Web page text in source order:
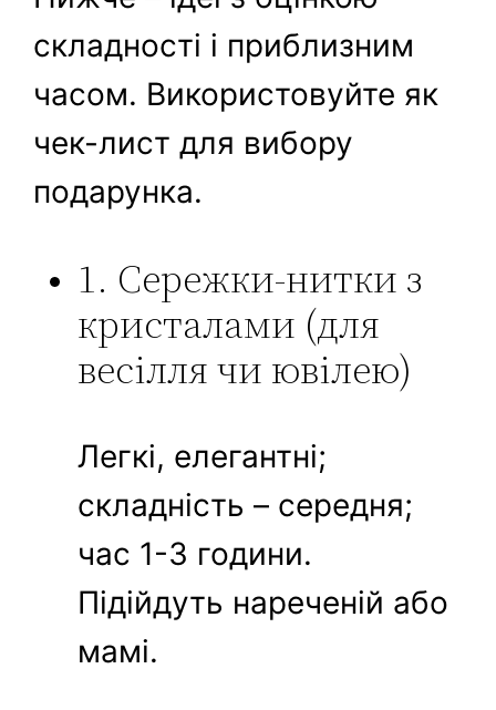
складності і приблизним
часом. Використовуйте як
чек-лист для вибору
подарунка.
1. Сережки-нитки з
кристалами (для
весілля чи ювілею)
Легкі, елегантні;
складність – середня;
час 1-3 години.
Підійдуть нареченій або
мамі.